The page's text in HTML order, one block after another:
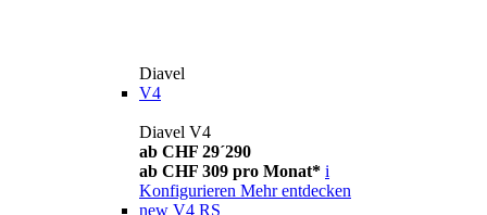
Diavel
V4
Diavel V4
ab CHF 29´290
ab CHF 309 pro Monat* i
Konfigurieren Mehr entdecken
new V4 RS